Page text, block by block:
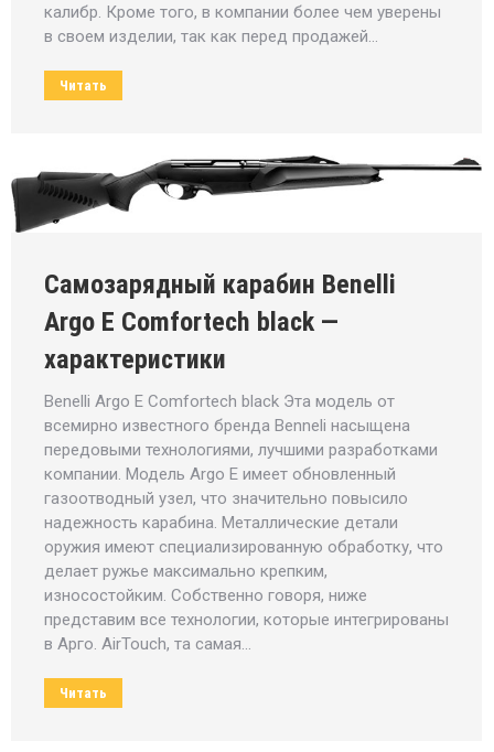
калибр. Кроме того, в компании более чем уверены
в своем изделии, так как перед продажей…
Читать
Самозарядный карабин Benelli
Argo E Comfortech black —
характеристики
Benelli Argo E Comfortech black Эта модель от
всемирно известного бренда Benneli насыщена
передовыми технологиями, лучшими разработками
компании. Модель Argo E имеет обновленный
газоотводный узел, что значительно повысило
надежность карабина. Металлические детали
оружия имеют специализированную обработку, что
делает ружье максимально крепким,
износостойким. Собственно говоря, ниже
представим все технологии, которые интегрированы
в Арго. AirTouch, та самая…
Читать